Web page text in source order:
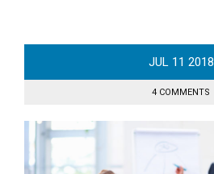
JUL 11 2018
4 COMMENTS